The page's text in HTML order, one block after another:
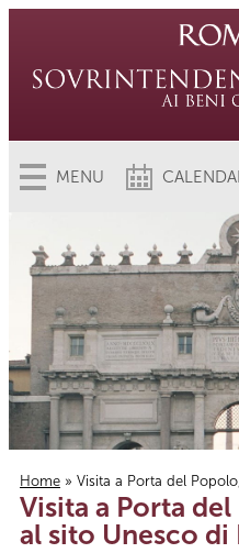
MENU
Tu sei qui
Home » Visita a Porta del
Visita a Porta
al sito Unesco di